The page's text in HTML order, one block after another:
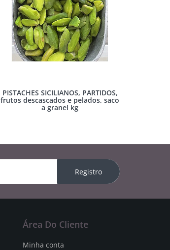
PISTACHES SICILIANOS, PARTIDOS,
frutos descascados e pelados, saco
a granel kg
Registro
Área Do Cliente
Minha conta